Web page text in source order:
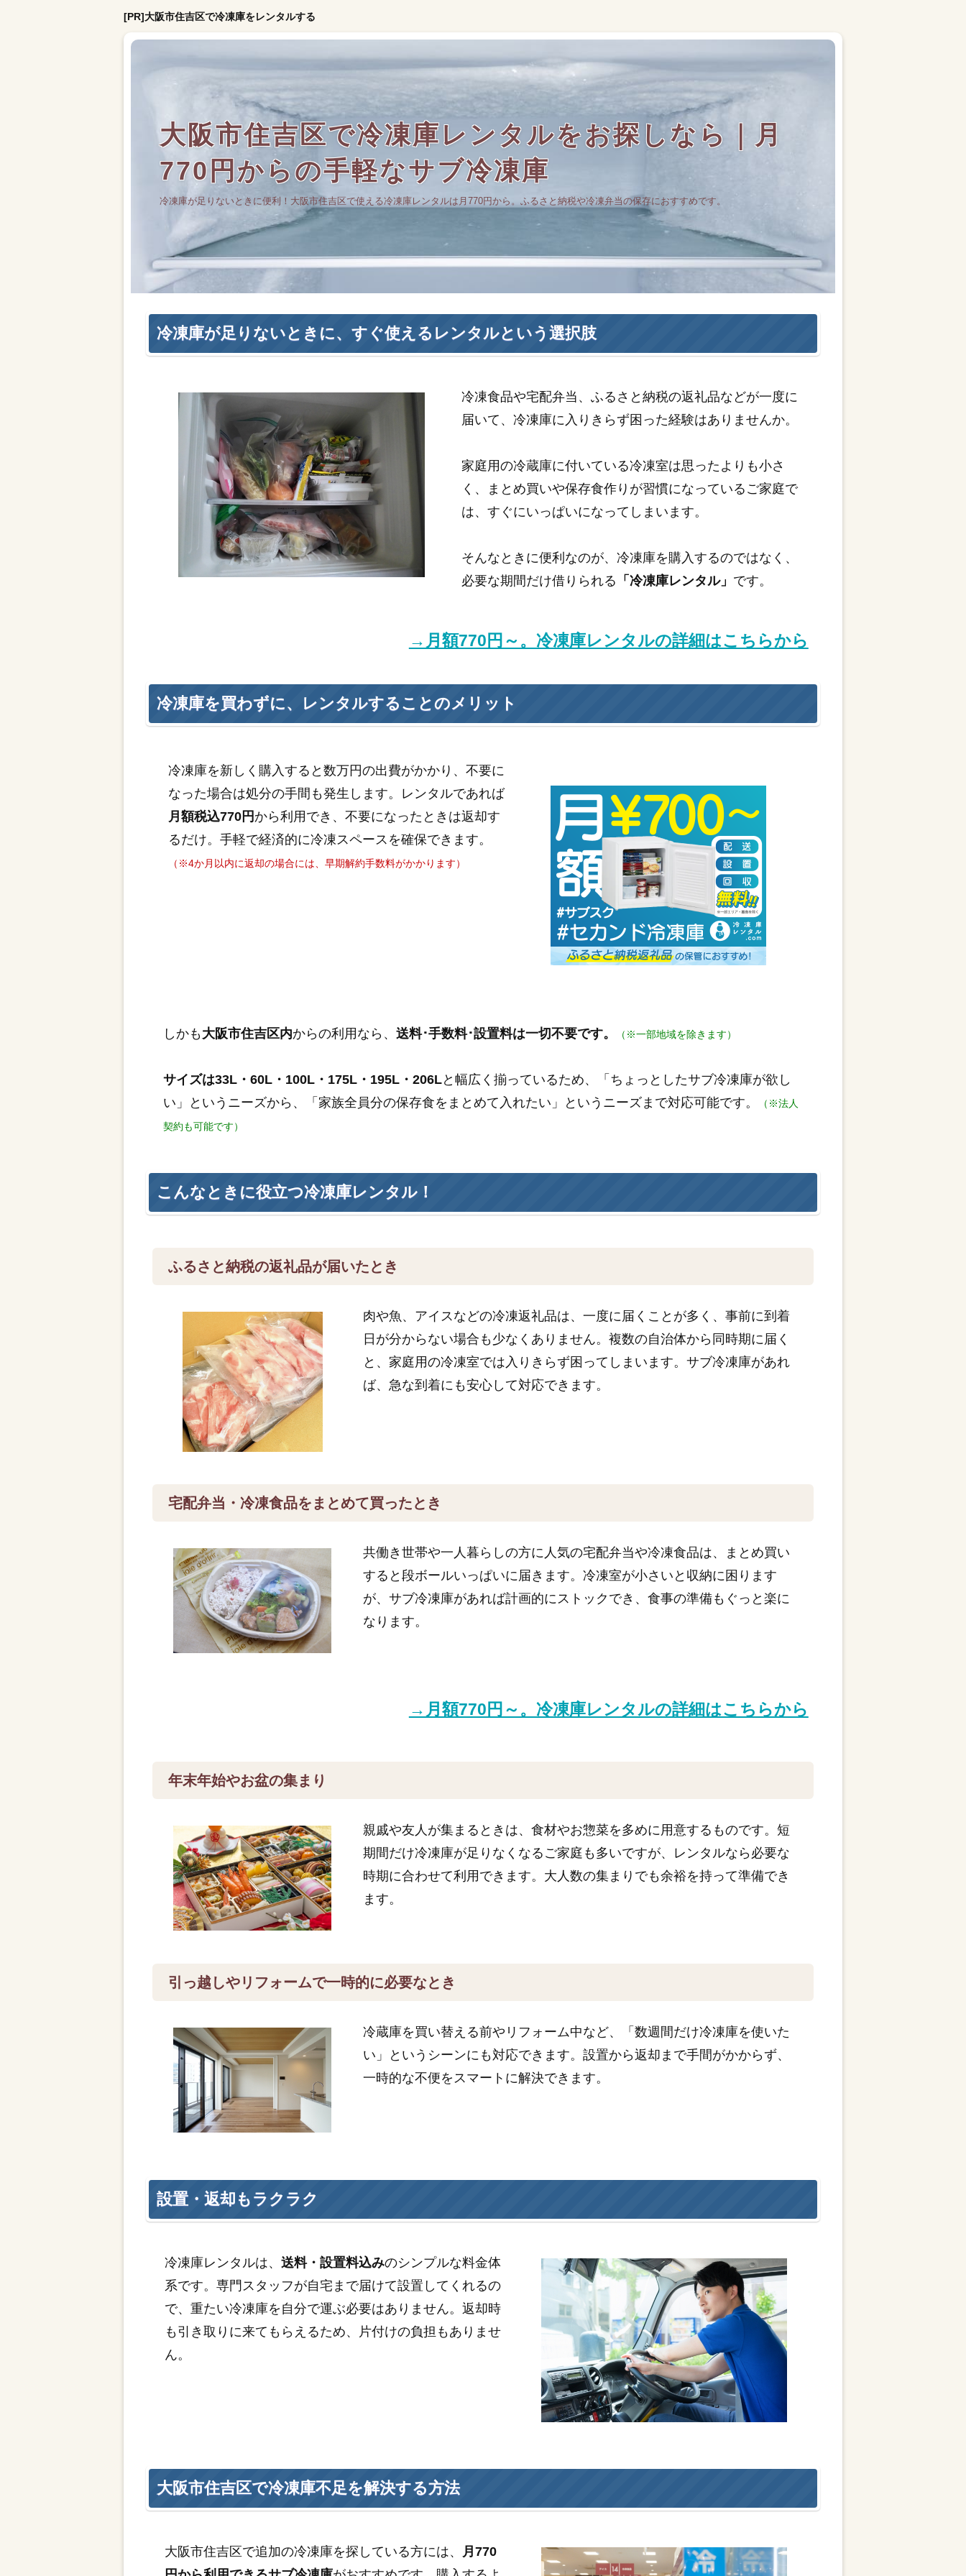
[PR]大阪市住吉区で冷凍庫をレンタルする
大阪市住吉区で冷凍庫レンタルをお探しなら｜月
770円からの手軽なサブ冷凍庫
冷凍庫が足りないときに便利！大阪市住吉区で使える冷凍庫レンタルは月770円から。ふるさと納税や冷凍弁当の保存におすすめです。
冷凍庫が足りないときに、すぐ使えるレンタルという選択肢
冷凍食品や宅配弁当、ふるさと納税の返礼品などが一度に
届いて、冷凍庫に入りきらず困った経験はありませんか。
家庭用の冷蔵庫に付いている冷凍室は思ったよりも小さ
く、まとめ買いや保存食作りが習慣になっているご家庭で
は、すぐにいっぱいになってしまいます。
そんなときに便利なのが、冷凍庫を購入するのではなく、
必要な期間だけ借りられる 「冷凍庫レンタル」 です。
→月額770円～。冷凍庫レンタルの詳細はこちらから
冷凍庫を買わずに、レンタルすることのメリット
冷凍庫を新しく購入すると数万円の出費がかかり、不要に
なった場合は処分の手間も発生します。レンタルであれば
月額税込770円から利用でき、不要になったときは返却す
るだけ。手軽で経済的に冷凍スペースを確保できます。
（※4か月以内に返却の場合には、早期解約手数料がかかります）
しかも 大阪市住吉区内からの利用なら、送料･手数料･設置料は一切不要です。 （※一部地域を除きます）
サイズは33L・60L・100L・175L・195L・206Lと幅広く揃っているため、「ちょっとしたサブ冷凍庫が欲し
い」というニーズから、「家族全員分の保存食をまとめて入れたい」というニーズまで対応可能です。
（※法人
契約も可能です）
こんなときに役立つ冷凍庫レンタル！
ふるさと納税の返礼品が届いたとき
肉や魚、アイスなどの冷凍返礼品は、一度に届くことが多く、事前に到着
日が分からない場合も少なくありません。複数の自治体から同時期に届く
と、家庭用の冷凍室では入りきらず困ってしまいます。サブ冷凍庫があれ
ば、急な到着にも安心して対応できます。
宅配弁当・冷凍食品をまとめて買ったとき
共働き世帯や一人暮らしの方に人気の宅配弁当や冷凍食品は、まとめ買い
すると段ボールいっぱいに届きます。冷凍室が小さいと収納に困ります
が、サブ冷凍庫があれば計画的にストックでき、食事の準備もぐっと楽に
なります。
→月額770円～。冷凍庫レンタルの詳細はこちらから
年末年始やお盆の集まり
親戚や友人が集まるときは、食材やお惣菜を多めに用意するものです。短
期間だけ冷凍庫が足りなくなるご家庭も多いですが、レンタルなら必要な
時期に合わせて利用できます。大人数の集まりでも余裕を持って準備でき
ます。
引っ越しやリフォームで一時的に必要なとき
冷蔵庫を買い替える前やリフォーム中など、「数週間だけ冷凍庫を使いた
い」というシーンにも対応できます。設置から返却まで手間がかからず、
一時的な不便をスマートに解決できます。
設置・返却もラクラク
冷凍庫レンタルは、送料・設置料込みのシンプルな料金体
系です。専門スタッフが自宅まで届けて設置してくれるの
で、重たい冷凍庫を自分で運ぶ必要はありません。返却時
も引き取りに来てもらえるため、片付けの負担もありませ
ん。
大阪市住吉区で冷凍庫不足を解決する方法
大阪市住吉区で追加の冷凍庫を探している方には、
月770